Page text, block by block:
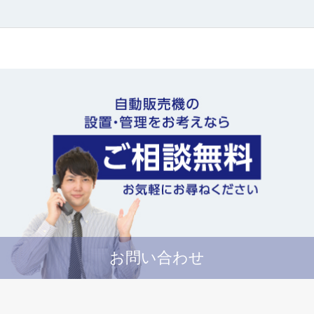
お問い合わせ